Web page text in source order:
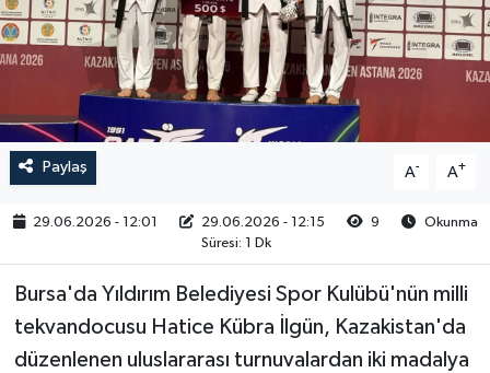
Paylaş A- A+
29.06.2026 - 12:01 29.06.2026 - 12:15 9
Okunma
Süresi: 1 Dk
Bursa'da Yıldırım Belediyesi Spor Kulübü'nün milli
tekvandocusu Hatice Kübra İlgün, Kazakistan'da
düzenlenen uluslararası turnuvalardan iki madalya
RESMİ İLAN